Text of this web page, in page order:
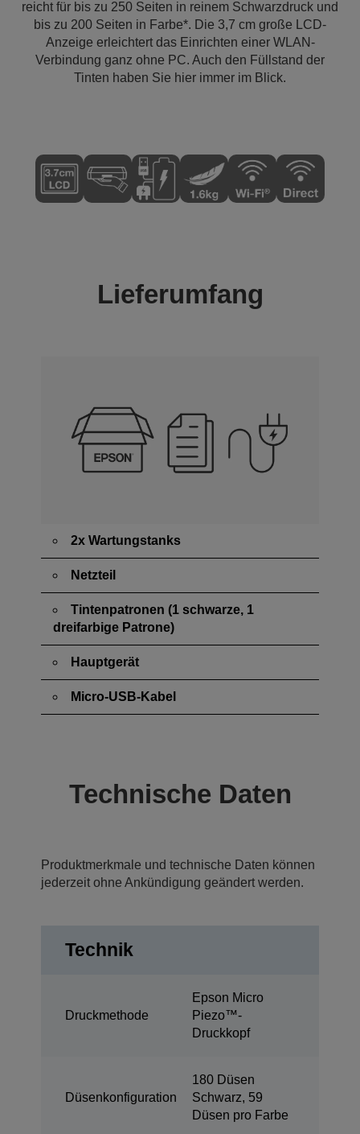
reicht für bis zu 250 Seiten in reinem Schwarzdruck und
bis zu 200 Seiten in Farbe*. Die 3,7 cm große LCD-
Anzeige erleichtert das Einrichten einer WLAN-
Verbindung ganz ohne PC. Auch den Füllstand der
Tinten haben Sie hier immer im Blick.
Lieferumfang
2x Wartungstanks
Netzteil
Tintenpatronen (1 schwarze, 1
dreifarbige Patrone)
Hauptgerät
Micro-USB-Kabel
Technische Daten
Produktmerkmale und technische Daten können
jederzeit ohne Ankündigung geändert werden.
Technik
Druckmethode
Epson Micro
Piezo™-
Druckkopf
Düsenkonfiguration
180 Düsen
Schwarz, 59
Düsen pro Farbe